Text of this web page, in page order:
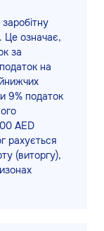
Це означає,
за
на
9% податок
AED
рахується
(виторгу),